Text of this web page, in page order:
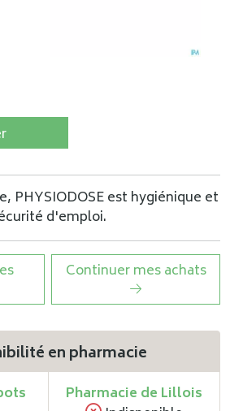
PHYSIODOSE est hygiénique et
d'emploi.
Continuer mes achats
en pharmacie
Pharmacie de Lillois